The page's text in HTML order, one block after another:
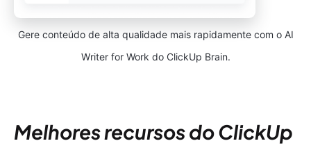
Gere conteúdo de alta qualidade mais rapidamente com o AI
Writer for Work do ClickUp Brain.
Melhores recursos do ClickUp